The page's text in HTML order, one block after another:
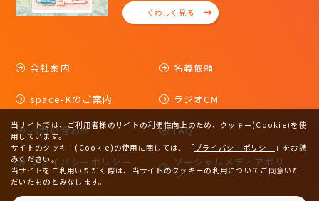
くわしく見る
会社案内 名義依頼
space-Kのご案内 ラジオCM
お問い合わせ FAQ
プライバシーポリシー
ソーシャルメディアポリ
シー
当サイトでは、ご利用者様のサイトの利便性向上のため、クッキー(Cookie)を使
用しています。
サイトのクッキー(Cookie)の使用に関しては、
「プライバシーポリシー 」をお読
みください。
当サイトをご利用いただく際は、当サイトのクッキーの利用についてご同意いた
だいたものとみなします。